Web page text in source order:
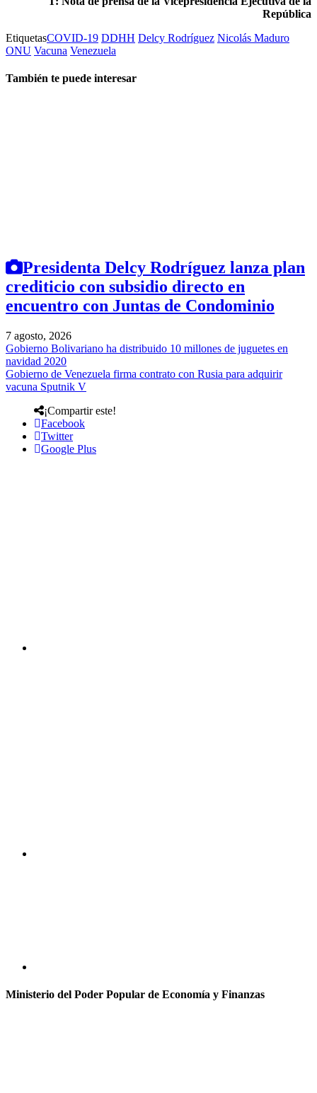
República
EtiquetasCOVID-19 DDHH Delcy Rodríguez Nicolás Maduro
ONU Vacuna Venezuela
También te puede interesar
Presidenta Delcy Rodríguez lanza plan
crediticio con subsidio directo en
encuentro con Juntas de Condominio
7 agosto, 2026
Gobierno Bolivariano ha distribuido 10 millones de juguetes en
navidad 2020
Gobierno de Venezuela firma contrato con Rusia para adquirir
vacuna Sputnik V
¡Compartir este!
Facebook
Twitter
Google Plus
Ministerio del Poder Popular de Economía y Finanzas